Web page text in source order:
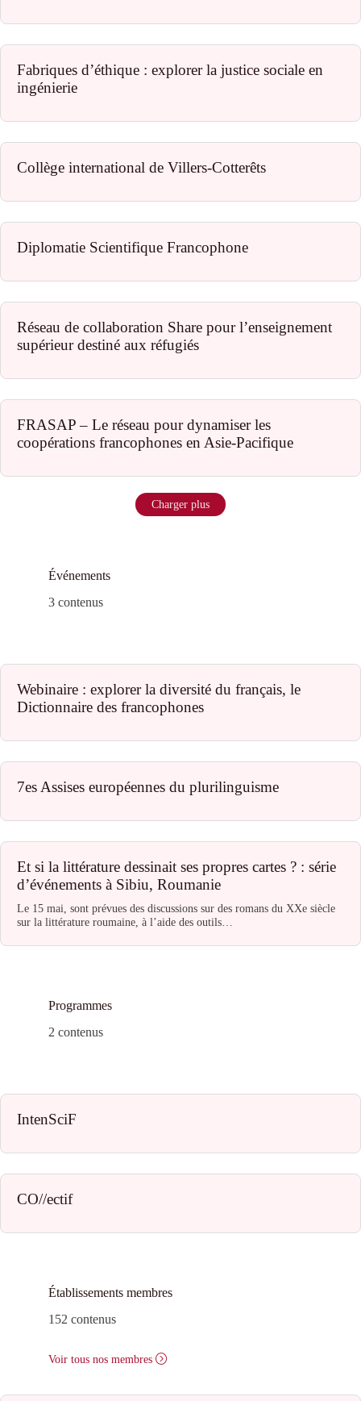
Fabriques d’éthique : explorer la justice sociale en
ingénierie
Collège international de Villers-Cotterêts
Diplomatie Scientifique Francophone
Réseau de collaboration Share pour l’enseignement
supérieur destiné aux réfugiés
FRASAP – Le réseau pour dynamiser les
coopérations francophones en Asie-Pacifique
Charger plus
Événements
3 contenus
Webinaire : explorer la diversité du français, le
Dictionnaire des francophones
7es Assises européennes du plurilinguisme
Et si la littérature dessinait ses propres cartes ? : série
d’événements à Sibiu, Roumanie
Le 15 mai, sont prévues des discussions sur des romans du XXe siècle
sur la littérature roumaine, à l’aide des outils…
Programmes
2 contenus
IntenSciF
CO//ectif
Établissements membres
152 contenus
Voir tous nos membres